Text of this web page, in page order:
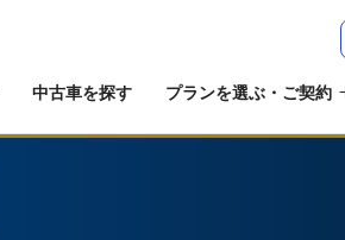
中古車を探す プランを選ぶ・ご契約